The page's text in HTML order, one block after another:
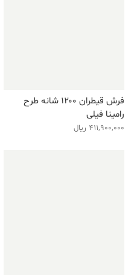
فرش قیطران ۱۲۰۰ شانه طرح
رامینا فیلی
411,900,000 ریال